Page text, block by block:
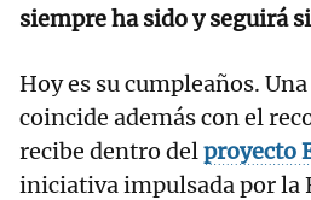
siempre ha sido y seguirá
Hoy es su cumpleaños.
coincide además con el
recibe dentro delproyecto
iniciativa impulsada por la